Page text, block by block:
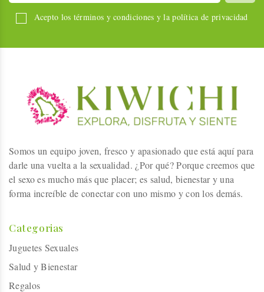
Acepto los términos y condiciones y la política de privacidad
Somos un equipo joven, fresco y apasionado que está aquí para
darle una vuelta a la sexualidad. ¿Por qué? Porque creemos que
el sexo es mucho más que placer; es salud, bienestar y una
forma increíble de conectar con uno mismo y con los demás.
Categorias
Juguetes Sexuales
Salud y Bienestar
Regalos